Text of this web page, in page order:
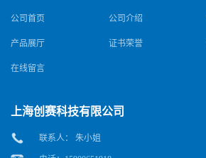
公司首页 公司介绍
产品展厅 证书荣誉
在线留言
上海创赛科技有限公司
联系人： 朱小姐